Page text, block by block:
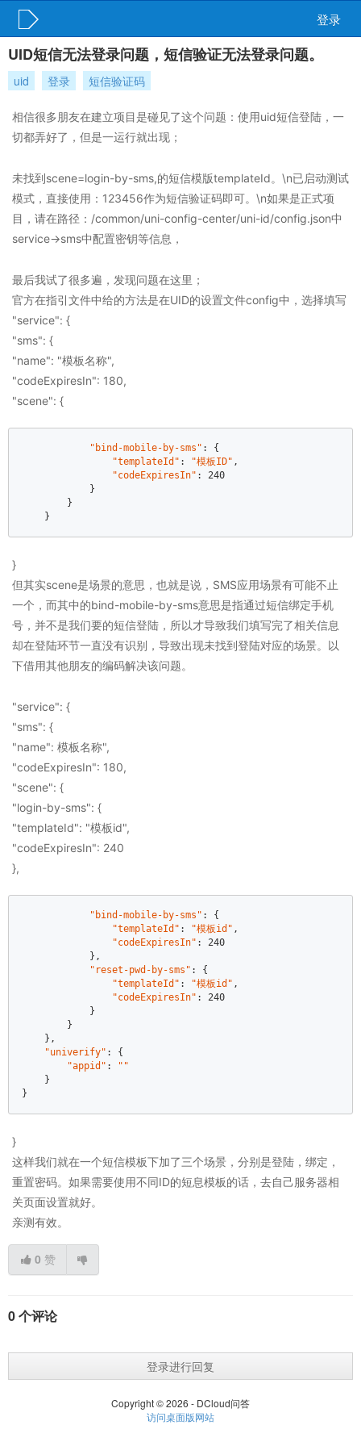
登录
UID短信无法登录问题，短信验证无法登录问题。
uid 登录 短信验证码
相信很多朋友在建立项目是碰见了这个问题：使用uid短信登陆，一
切都弄好了，但是一运行就出现；
未找到scene=login-by-sms,的短信模版templateId。\n已启动测试
模式，直接使用：123456作为短信验证码即可。\n如果是正式项
目，请在路径：/common/uni-config-center/uni-id/config.json中
service->sms中配置密钥等信息，
最后我试了很多遍，发现问题在这里；
官方在指引文件中给的方法是在UID的设置文件config中，选择填写
"service": {
"sms": {
"name": "模板名称",
"codeExpiresIn": 180,
"scene": {
"bind-mobile-by-sms" : {
"templateId" : "模板ID" ,
"codeExpiresIn" : 240
            }
        }
    }
}
但其实scene是场景的意思，也就是说，SMS应用场景有可能不止
一个，而其中的bind-mobile-by-sms意思是指通过短信绑定手机
号，并不是我们要的短信登陆，所以才导致我们填写完了相关信息
却在登陆环节一直没有识别，导致出现未找到登陆对应的场景。以
下借用其他朋友的编码解决该问题。
"service": {
"sms": {
"name": 模板名称",
"codeExpiresIn": 180,
"scene": {
"login-by-sms": {
"templateId": "模板id",
"codeExpiresIn": 240
},
"bind-mobile-by-sms" : {
"templateId" : "模板id" ,
"codeExpiresIn" : 240
            },
"reset-pwd-by-sms" : {
"templateId" : "模板id" ,
"codeExpiresIn" : 240
            }
        }
    },
"univerify" : {
"appid" :
""
    }
}
}
这样我们就在一个短信模板下加了三个场景，分别是登陆，绑定，
重置密码。如果需要使用不同ID的短息模板的话，去自己服务器相
关页面设置就好。
亲测有效。
0 赞
0 个评论
登录进行回复
Copyright © 2026 - DCloud问答
访问桌面版网站